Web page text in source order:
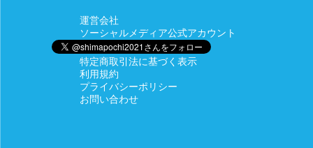
【返金額】商品代金全額
【返品送料・再送料】当店負担
【備考】在庫状況により同一商品の手配が不可能な場合など、
交換に応じることができないこともございます。 その際は返金
の対応をさせていただきますのでご了承ください。
運営会社
ソーシャルメディア公式アカウント
特定商取引法に基づく表示
利用規約
プライバシーポリシー
お問い合わせ